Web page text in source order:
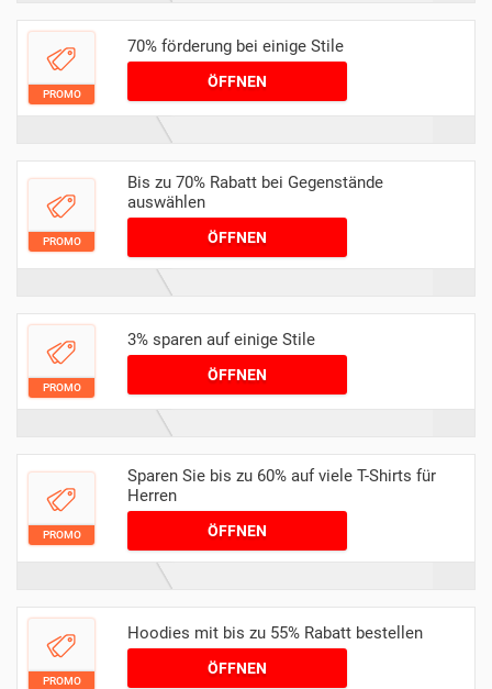
PROMO
70% förderung bei einige Stile
ÖFFNEN
PROMO
Bis zu 70% Rabatt bei Gegenstände
auswählen
ÖFFNEN
PROMO
3% sparen auf einige Stile
ÖFFNEN
PROMO
Sparen Sie bis zu 60% auf viele T-Shirts für
Herren
ÖFFNEN
PROMO
Hoodies mit bis zu 55% Rabatt bestellen
ÖFFNEN